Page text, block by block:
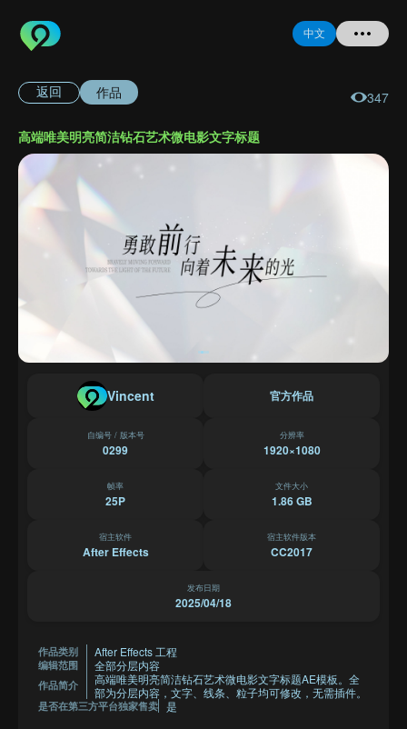
中文
返回 作品 347
高端唯美明亮简洁钻石艺术微电影文字标题
Vincent 官方作品
自编号 / 版本号
0299
分辨率
1920×1080
帧率
25P
文件大小
1.86 GB
宿主软件
After Effects
宿主软件版本
CC2017
发布日期
2025/04/18
作品类别 After Effects 工程
编辑范围 全部分层内容
作品简介
高端唯美明亮简洁钻石艺术微电影文字标题AE模板。全
部为分层内容，文字、线条、粒子均可修改，无需插件。
是否在第三方平台独家售卖 是